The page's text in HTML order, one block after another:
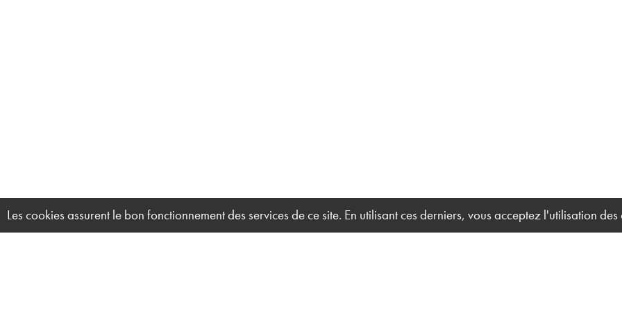
Les cookies assurent le bon fonctionnement des services de ce site. En utilisant ces derniers, vous acceptez l'utilisation des